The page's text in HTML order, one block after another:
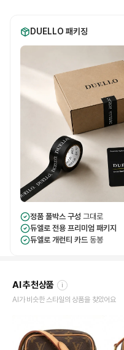
DUELLO 패키징
정품 풀박스 구성 그대로
듀엘로 전용 프리미엄 패키지
듀엘로 개런티 카드 동봉
AI 추천상품 i
AI가 비슷한 스타일의 상품을 찾았어요